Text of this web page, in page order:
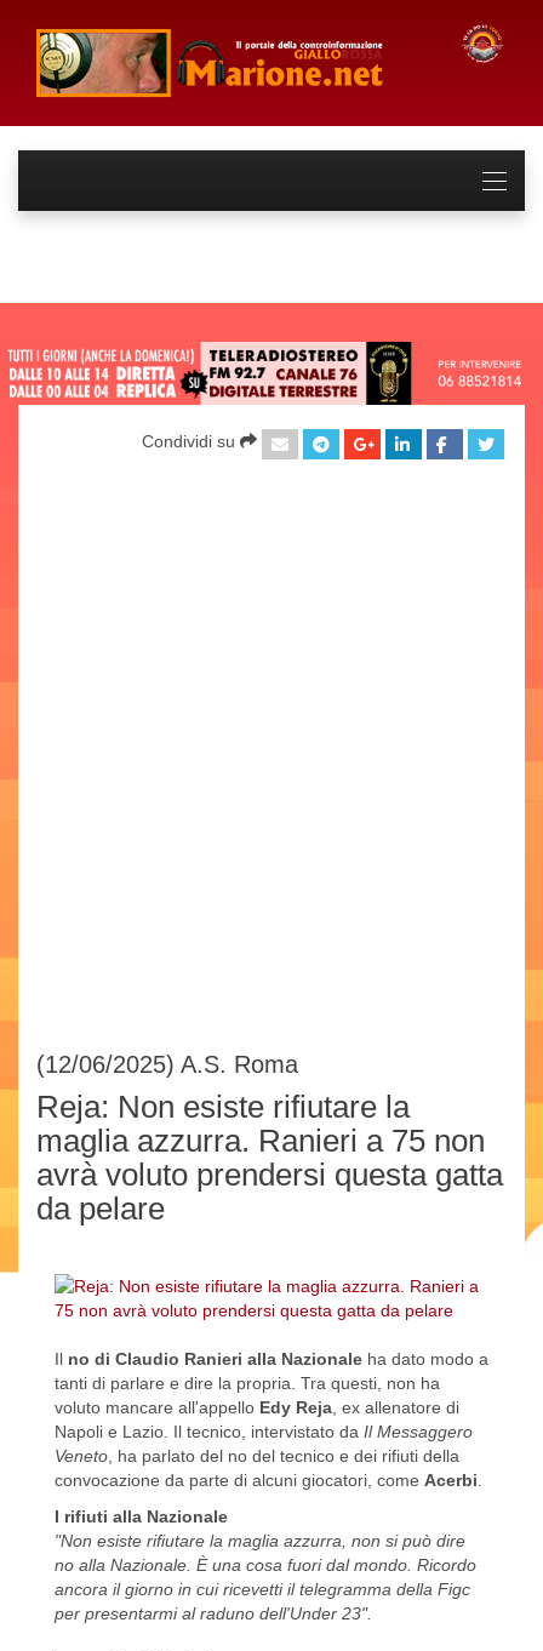
Condividi su
(12/06/2025) A.S. Roma
Reja: Non esiste rifiutare la
maglia azzurra. Ranieri a 75 non
avrà voluto prendersi questa gatta
da pelare
Il no di Claudio Ranieri alla Nazionale ha dato modo a
tanti di parlare e dire la propria. Tra questi, non ha
voluto mancare all'appello Edy Reja, ex allenatore di
Napoli e Lazio. Il tecnico, intervistato da Il Messaggero
Veneto, ha parlato del no del tecnico e dei rifiuti della
convocazione da parte di alcuni giocatori, come Acerbi.
I rifiuti alla Nazionale
"Non esiste rifiutare la maglia azzurra, non si può dire
no alla Nazionale. È una cosa fuori dal mondo. Ricordo
ancora il giorno in cui ricevetti il telegramma della Figc
per presentarmi al raduno dell'Under 23".